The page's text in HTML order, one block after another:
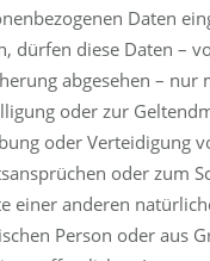
Daten
dürfen diese Daten –
abgesehen – nur
oder zur
oder Verteidigung
oder zum
einer anderen
Person oder aus